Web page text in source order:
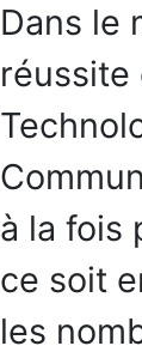
Dans le
réussite
à la fois
ce soit
les